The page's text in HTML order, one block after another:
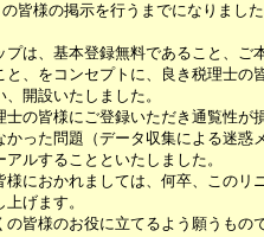
皆様の掲示を行うまでになりまし
は、基本登録無料であること、ご
、をコンセプトに、良き税理士の
開設いたしました。
の皆様にご登録いただき通覧性が
った問題（データ収集による迷惑
ルすることといたしました。
におかれましては、何卒、このリ
げます。
皆様のお役に立てるよう願うもの